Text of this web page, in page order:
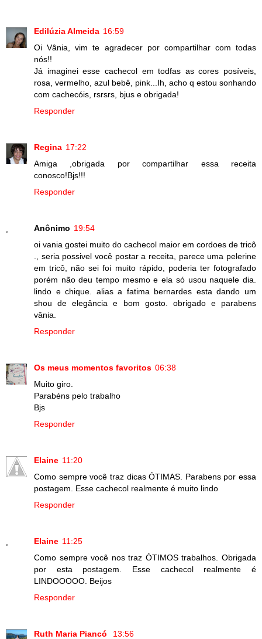
Edilúzia Almeida 16:59
Oi Vânia, vim te agradecer por compartilhar com todas
nós!!
Já imaginei esse cachecol em todfas as cores posíveis,
rosa, vermelho, azul bebê, pink...Ih, acho q estou sonhando
com cachecóis, rsrsrs, bjus e obrigada!
Responder
Regina 17:22
Amiga ,obrigada por compartilhar essa receita
conosco!Bjs!!!
Responder
Anônimo 19:54
oi vania gostei muito do cachecol maior em cordoes de tricô
., seria possivel você postar a receita, parece uma pelerine
em tricô, não sei foi muito rápido, poderia ter fotografado
porém não deu tempo mesmo e ela só usou naquele dia.
lindo e chique. alias a fatima bernardes esta dando um
shou de elegância e bom gosto. obrigado e parabens
vânia.
Responder
Os meus momentos favoritos 06:38
Muito giro.
Parabéns pelo trabalho
Bjs
Responder
Elaine 11:20
Como sempre você traz dicas ÓTIMAS. Parabens por essa
postagem. Esse cachecol realmente é muito lindo
Responder
Elaine 11:25
Como sempre você nos traz ÓTIMOS trabalhos. Obrigada
por esta postagem. Esse cachecol realmente é
LINDOOOOO. Beijos
Responder
Ruth Maria Piancó
13:56